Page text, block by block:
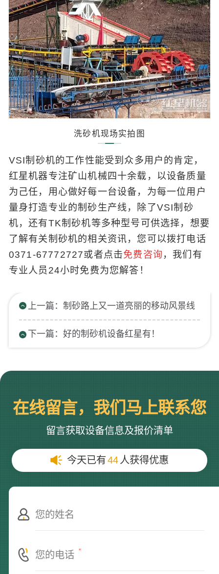
洗砂机现场实拍图
VSI制砂机的工作性能受到众多用户的肯定，
红星机器专注矿山机械四十余载，以设备质量
为己任，用心做好每一台设备，为每一位用户
量身打造专业的制砂生产线，除了VSI制砂
机，还有TK制砂机等多种型号可供选择，想要
了解有关制砂机的相关资讯，您可以拨打电话
0371-67772727或者点击免费咨询 ，我们有
专业人员24小时免费为您解答！
上一篇：制砂路上又一道亮丽的移动风景线
下一篇：好的制砂机设备红星有！
在线留言，我们马上联系您
留言获取设备信息及报价清单
今天已有44 人获得优惠
*